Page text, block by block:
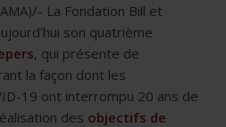
La Fondation Bill et
son quatrième
, qui présente de
la façon dont les
19 ont interrompu 20 ans de
des objectifs de